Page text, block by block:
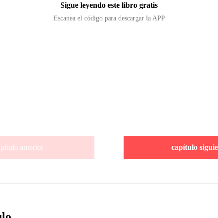
Sigue leyendo este libro gratis
Escanea el código para descargar la APP
anterior capítulo